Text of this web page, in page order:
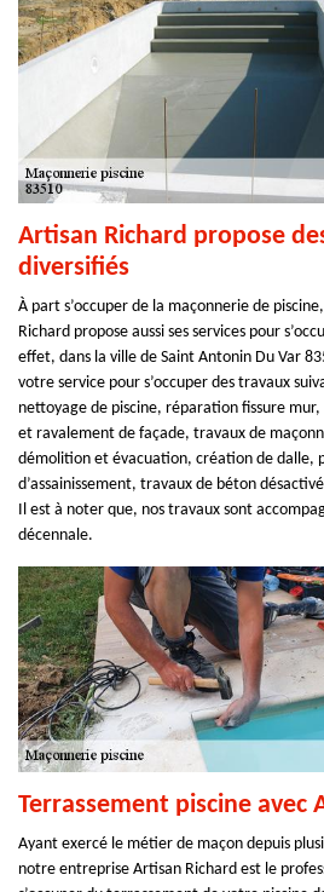
Artisan Richard propose
diversifiés
À part s’occuper de la maçonnerie de
Richard propose aussi ses services pour
effet, dans la ville de Saint Antonin Du Var
votre service pour s’occuper des travaux
nettoyage de piscine, réparation fissure
et ravalement de façade, travaux de
démolition et évacuation, création de dalle,
d’assainissement, travaux de béton
Il est à noter que, nos travaux sont
décennale.
Terrassement piscine avec
Ayant exercé le métier de maçon depuis
notre entreprise Artisan Richard est le